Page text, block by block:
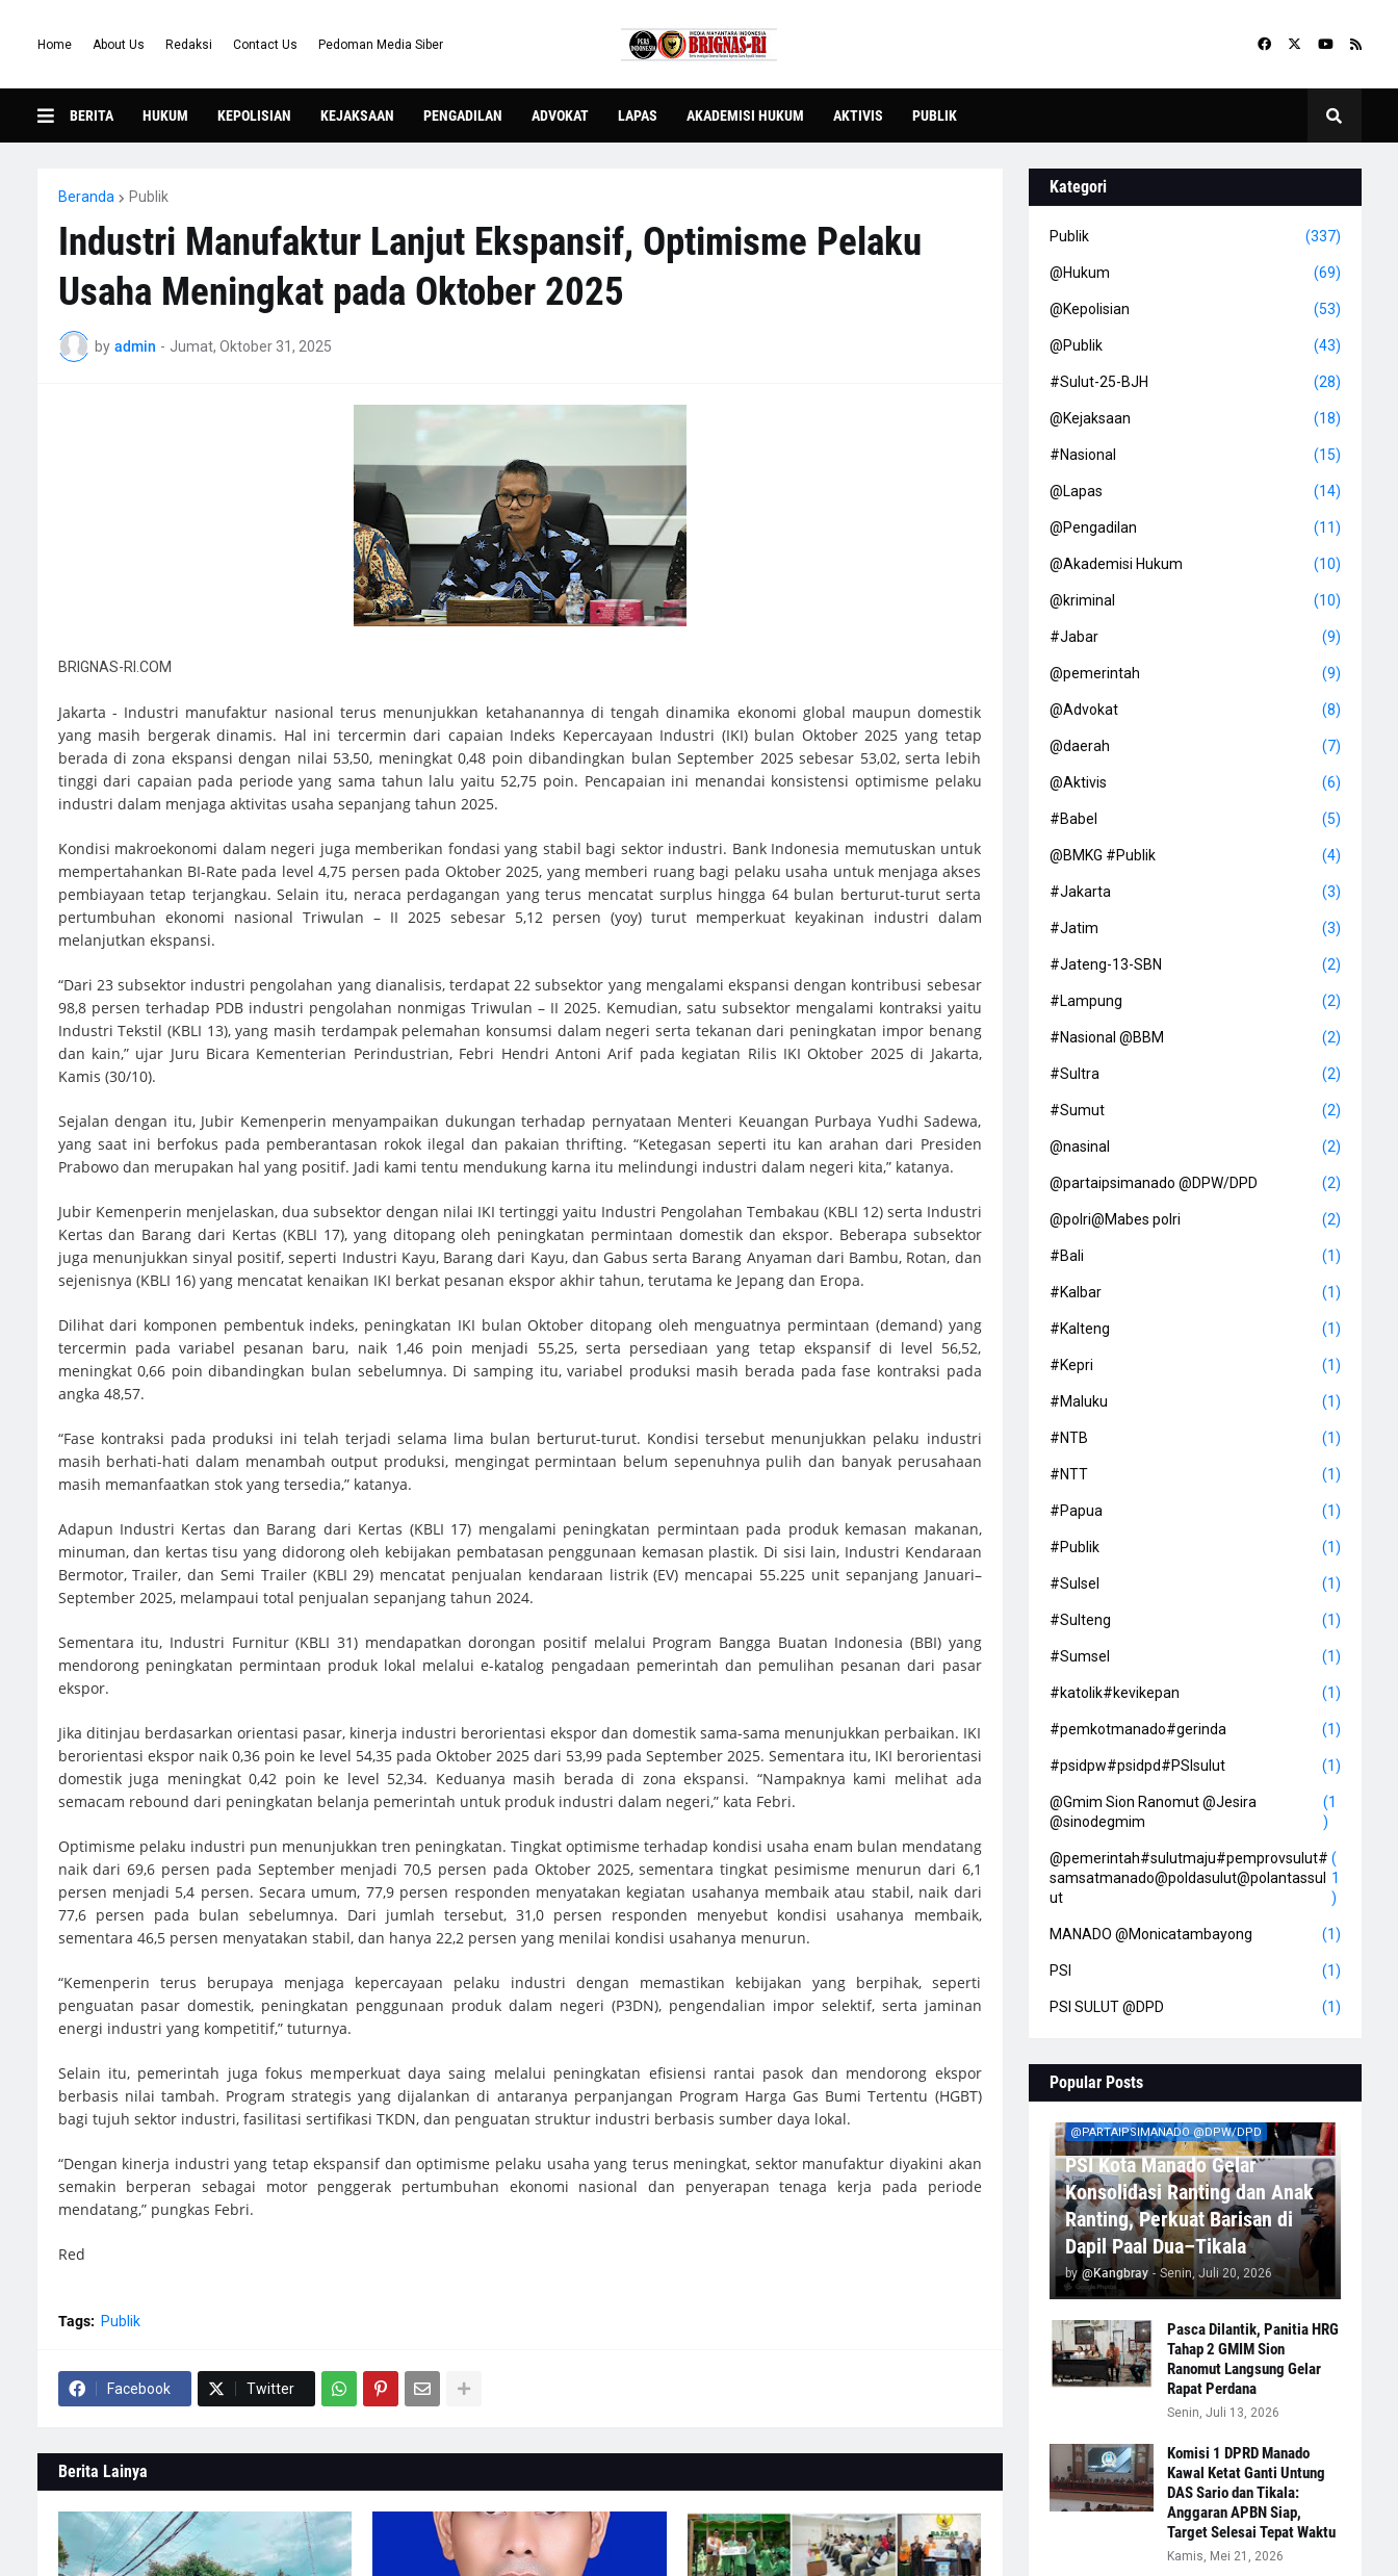
Home About Us Redaksi Contact Us Pedoman Media Siber
BERITA HUKUM KEPOLISIAN KEJAKSAAN PENGADILAN ADVOKAT LAPAS AKADEMISI HUKUM AKTIVIS PUBLIK
Beranda Publik
Industri Manufaktur Lanjut Ekspansif, Optimisme Pelaku
Usaha Meningkat pada Oktober 2025
by admin - Jumat, Oktober 31, 2025
BRIGNAS-RI.COM
Jakarta - Industri manufaktur nasional terus menunjukkan ketahanannya di tengah dinamika ekonomi global maupun domestik
yang masih bergerak dinamis. Hal ini tercermin dari capaian Indeks Kepercayaan Industri (IKI) bulan Oktober 2025 yang tetap
berada di zona ekspansi dengan nilai 53,50, meningkat 0,48 poin dibandingkan bulan September 2025 sebesar 53,02, serta lebih
tinggi dari capaian pada periode yang sama tahun lalu yaitu 52,75 poin. Pencapaian ini menandai konsistensi optimisme pelaku
industri dalam menjaga aktivitas usaha sepanjang tahun 2025.
Kondisi makroekonomi dalam negeri juga memberikan fondasi yang stabil bagi sektor industri. Bank Indonesia memutuskan untuk
mempertahankan BI-Rate pada level 4,75 persen pada Oktober 2025, yang memberi ruang bagi pelaku usaha untuk menjaga akses
pembiayaan tetap terjangkau. Selain itu, neraca perdagangan yang terus mencatat surplus hingga 64 bulan berturut-turut serta
pertumbuhan ekonomi nasional Triwulan – II 2025 sebesar 5,12 persen (yoy) turut memperkuat keyakinan industri dalam
melanjutkan ekspansi.
“Dari 23 subsektor industri pengolahan yang dianalisis, terdapat 22 subsektor yang mengalami ekspansi dengan kontribusi sebesar
98,8 persen terhadap PDB industri pengolahan nonmigas Triwulan – II 2025. Kemudian, satu subsektor mengalami kontraksi yaitu
Industri Tekstil (KBLI 13), yang masih terdampak pelemahan konsumsi dalam negeri serta tekanan dari peningkatan impor benang
dan kain,” ujar Juru Bicara Kementerian Perindustrian, Febri Hendri Antoni Arif pada kegiatan Rilis IKI Oktober 2025 di Jakarta,
Kamis (30/10).
Sejalan dengan itu, Jubir Kemenperin menyampaikan dukungan terhadap pernyataan Menteri Keuangan Purbaya Yudhi Sadewa,
yang saat ini berfokus pada pemberantasan rokok ilegal dan pakaian thrifting. “Ketegasan seperti itu kan arahan dari Presiden
Prabowo dan merupakan hal yang positif. Jadi kami tentu mendukung karna itu melindungi industri dalam negeri kita,” katanya.
Jubir Kemenperin menjelaskan, dua subsektor dengan nilai IKI tertinggi yaitu Industri Pengolahan Tembakau (KBLI 12) serta Industri
Kertas dan Barang dari Kertas (KBLI 17), yang ditopang oleh peningkatan permintaan domestik dan ekspor. Beberapa subsektor
juga menunjukkan sinyal positif, seperti Industri Kayu, Barang dari Kayu, dan Gabus serta Barang Anyaman dari Bambu, Rotan, dan
sejenisnya (KBLI 16) yang mencatat kenaikan IKI berkat pesanan ekspor akhir tahun, terutama ke Jepang dan Eropa.
Dilihat dari komponen pembentuk indeks, peningkatan IKI bulan Oktober ditopang oleh menguatnya permintaan (demand) yang
tercermin pada variabel pesanan baru, naik 1,46 poin menjadi 55,25, serta persediaan yang tetap ekspansif di level 56,52,
meningkat 0,66 poin dibandingkan bulan sebelumnya. Di samping itu, variabel produksi masih berada pada fase kontraksi pada
angka 48,57.
“Fase kontraksi pada produksi ini telah terjadi selama lima bulan berturut-turut. Kondisi tersebut menunjukkan pelaku industri
masih berhati-hati dalam menambah output produksi, mengingat permintaan belum sepenuhnya pulih dan banyak perusahaan
masih memanfaatkan stok yang tersedia,” katanya.
Adapun Industri Kertas dan Barang dari Kertas (KBLI 17) mengalami peningkatan permintaan pada produk kemasan makanan,
minuman, dan kertas tisu yang didorong oleh kebijakan pembatasan penggunaan kemasan plastik. Di sisi lain, Industri Kendaraan
Bermotor, Trailer, dan Semi Trailer (KBLI 29) mencatat penjualan kendaraan listrik (EV) mencapai 55.225 unit sepanjang Januari–
September 2025, melampaui total penjualan sepanjang tahun 2024.
Sementara itu, Industri Furnitur (KBLI 31) mendapatkan dorongan positif melalui Program Bangga Buatan Indonesia (BBI) yang
mendorong peningkatan permintaan produk lokal melalui e-katalog pengadaan pemerintah dan pemulihan pesanan dari pasar
ekspor.
Jika ditinjau berdasarkan orientasi pasar, kinerja industri berorientasi ekspor dan domestik sama-sama menunjukkan perbaikan. IKI
berorientasi ekspor naik 0,36 poin ke level 54,35 pada Oktober 2025 dari 53,99 pada September 2025. Sementara itu, IKI berorientasi
domestik juga meningkat 0,42 poin ke level 52,34. Keduanya masih berada di zona ekspansi. “Nampaknya kami melihat ada
semacam rebound dari peningkatan belanja pemerintah untuk produk industri dalam negeri,” kata Febri.
Optimisme pelaku industri pun menunjukkan tren peningkatan. Tingkat optimisme terhadap kondisi usaha enam bulan mendatang
naik dari 69,6 persen pada September menjadi 70,5 persen pada Oktober 2025, sementara tingkat pesimisme menurun dari 6,1
persen menjadi 5,4 persen. Secara umum, 77,9 persen responden menyatakan kegiatan usahanya membaik atau stabil, naik dari
77,6 persen pada bulan sebelumnya. Dari jumlah tersebut, 31,0 persen responden menyebut kondisi usahanya membaik,
sementara 46,5 persen menyatakan stabil, dan hanya 22,2 persen yang menilai kondisi usahanya menurun.
“Kemenperin terus berupaya menjaga kepercayaan pelaku industri dengan memastikan kebijakan yang berpihak, seperti
penguatan pasar domestik, peningkatan penggunaan produk dalam negeri (P3DN), pengendalian impor selektif, serta jaminan
energi industri yang kompetitif,” tuturnya.
Selain itu, pemerintah juga fokus memperkuat daya saing melalui peningkatan efisiensi rantai pasok dan mendorong ekspor
berbasis nilai tambah. Program strategis yang dijalankan di antaranya perpanjangan Program Harga Gas Bumi Tertentu (HGBT)
bagi tujuh sektor industri, fasilitasi sertifikasi TKDN, dan penguatan struktur industri berbasis sumber daya lokal.
“Dengan kinerja industri yang tetap ekspansif dan optimisme pelaku usaha yang terus meningkat, sektor manufaktur diyakini akan
semakin berperan sebagai motor penggerak pertumbuhan ekonomi nasional dan penyerapan tenaga kerja pada periode
mendatang,” pungkas Febri.
Red
Tags: Publik
Facebook Twitter
Berita Lainya
Kategori
Publik (337)
@Hukum (69)
@Kepolisian (53)
@Publik (43)
#Sulut-25-BJH (28)
@Kejaksaan (18)
#Nasional (15)
@Lapas (14)
@Pengadilan (11)
@Akademisi Hukum (10)
@kriminal (10)
#Jabar (9)
@pemerintah (9)
@Advokat (8)
@daerah (7)
@Aktivis (6)
#Babel (5)
@BMKG #Publik (4)
#Jakarta (3)
#Jatim (3)
#Jateng-13-SBN (2)
#Lampung (2)
#Nasional @BBM (2)
#Sultra (2)
#Sumut (2)
@nasinal (2)
@partaipsimanado @DPW/DPD (2)
@polri@Mabes polri (2)
#Bali (1)
#Kalbar (1)
#Kalteng (1)
#Kepri (1)
#Maluku (1)
#NTB (1)
#NTT (1)
#Papua (1)
#Publik (1)
#Sulsel (1)
#Sulteng (1)
#Sumsel (1)
#katolik#kevikepan (1)
#pemkotmanado#gerinda (1)
#psidpw#psidpd#PSIsulut (1)
@Gmim Sion Ranomut @Jesira
@sinodegmim
(1
)
@pemerintah#sulutmaju#pemprovsulut#
samsatmanado@poldasulut@polantassul
ut
(
1
)
MANADO @Monicatambayong (1)
PSI (1)
PSI SULUT @DPD (1)
Popular Posts
@PARTAIPSIMANADO @DPW/DPD
PSI Kota Manado Gelar
Konsolidasi Ranting dan Anak
Ranting, Perkuat Barisan di
Dapil Paal Dua–Tikala
by @Kangbray - Senin, Juli 20, 2026
Pasca Dilantik, Panitia HRG
Tahap 2 GMIM Sion
Ranomut Langsung Gelar
Rapat Perdana
Senin, Juli 13, 2026
Komisi 1 DPRD Manado
Kawal Ketat Ganti Untung
DAS Sario dan Tikala:
Anggaran APBN Siap,
Target Selesai Tepat Waktu
Kamis, Mei 21, 2026